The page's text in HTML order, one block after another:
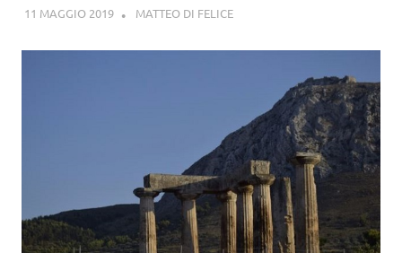
11 MAGGIO 2019 MATTEO DI FELICE